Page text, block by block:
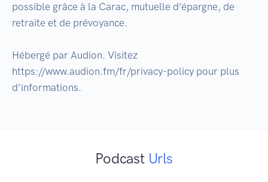
possible grâce à la Carac, mutuelle d’épargne, de
retraite et de prévoyance.
Hébergé par Audion. Visitez
https://www.audion.fm/fr/privacy-policy pour plus
Podcast Urls